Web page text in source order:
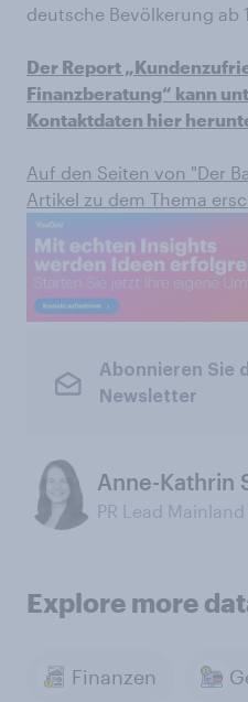
deutsche Bevölkerung ab
Der Report
Finanzberatung“ kann
Kontaktdaten hier
Auf den Seiten von "Der
Artikel zu dem Thema
Abonnieren Sie
Newsletter
Anne-Kathrin
PR Lead
Explore more
Finanzen